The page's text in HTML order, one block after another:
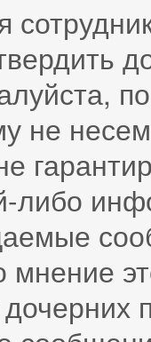
не
либо
мнение